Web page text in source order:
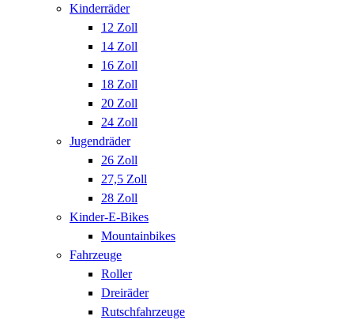
Kinderräder
12 Zoll
14 Zoll
16 Zoll
18 Zoll
20 Zoll
24 Zoll
Jugendräder
26 Zoll
27,5 Zoll
28 Zoll
Kinder-E-Bikes
Mountainbikes
Fahrzeuge
Roller
Dreiräder
Rutschfahrzeuge